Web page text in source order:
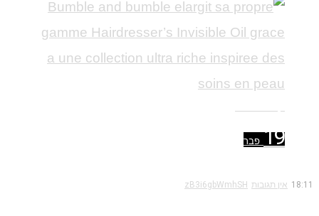
19 פבר
18:11 אין תגובות zB3i6gbWmhSH